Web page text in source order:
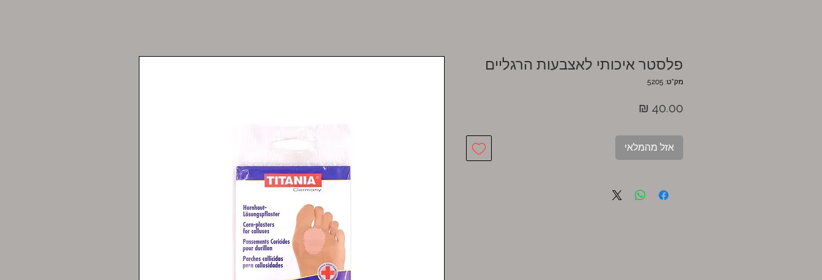
פלסטר איכותי לאצבעות הרגליים
מק"ט: 5205
אזל מהמלאי